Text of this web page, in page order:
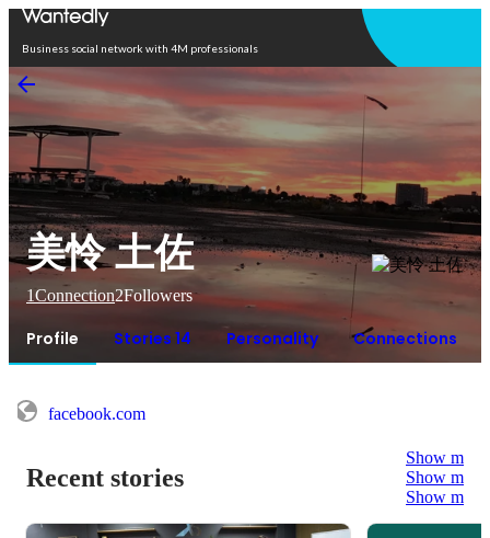
Business social network with 4M professionals
美怜 土佐
1Connection2Followers
Profile Stories 14 Personality Connections
facebook.com
Recent stories
Show more
Show more
Show more